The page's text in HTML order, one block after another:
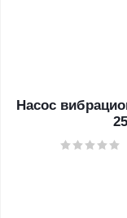
Насос вибрационный Belamos